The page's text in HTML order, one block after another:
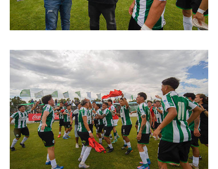
Secretario tesorero
Secretaría de organización
Secretaría de turismo
Secretaría de deporte
Secretaría de acción social
Secretaria de la vivienda
Sec. accidente de trabajo